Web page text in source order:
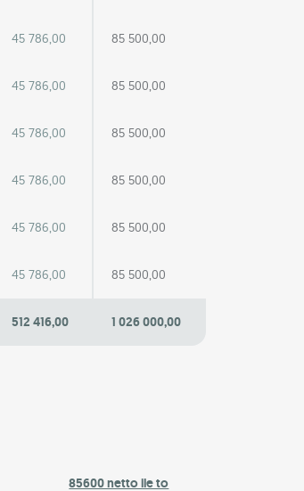
45 786,00 85 500,00
45 786,00 85 500,00
45 786,00 85 500,00
45 786,00 85 500,00
45 786,00 85 500,00
45 786,00 85 500,00
512 416,00 1 026 000,00
85600 netto ile to